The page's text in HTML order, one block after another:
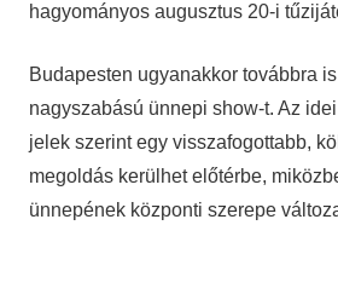
hagyományos augusztus 20-i
Budapesten ugyanakkor továbbra
nagyszabású ünnepi show-t. Az
jelek szerint egy visszafogottabb,
megoldás kerülhet előtérbe,
ünnepének központi szerepe